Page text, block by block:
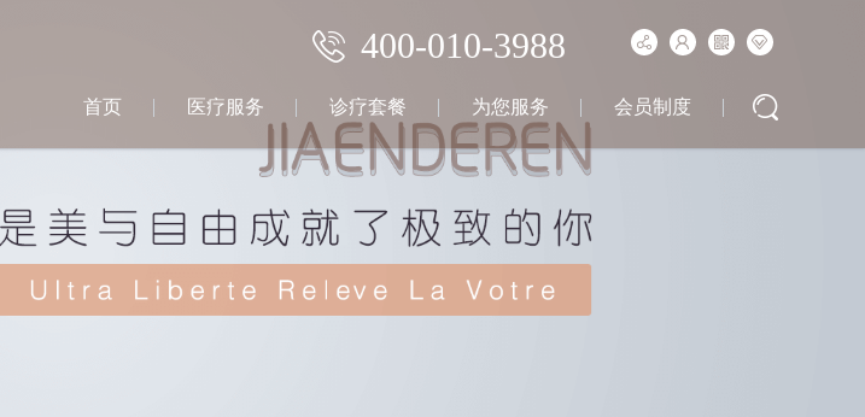
400-010-3988
首页 医疗服务 诊疗套餐 为您服务 会员制度